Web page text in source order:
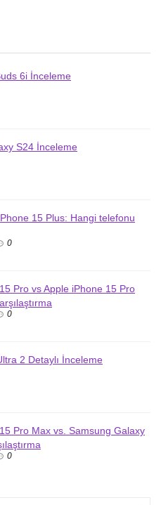
6i İnceleme
S24 İnceleme
15 Plus: Hangi telefonu
0
Pro vs Apple iPhone 15 Pro
0
2 Detaylı İnceleme
Pro Max vs. Samsung Galaxy
0